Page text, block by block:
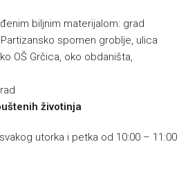
biljnim materijalom: grad
spomen groblje, ulica
OŠ Grčica, oko obdaništa,
životinja
utorka i petka od 10:00 – 11:00